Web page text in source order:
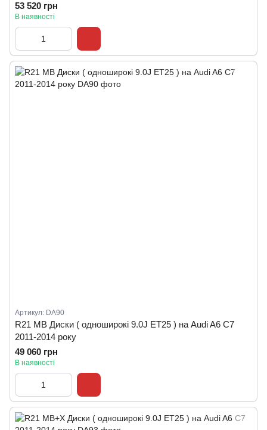
53 520 грн
В наявності
Артикул: DA90
R21 MB Диски ( одноширокі 9.0J ET25 ) на Audi A6 C7
2011-2014 року
49 060 грн
В наявності